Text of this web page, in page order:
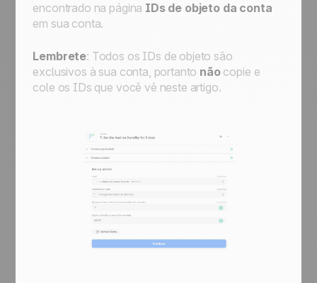
encontrado na página IDs de objeto da conta
em sua conta.
Lembrete: Todos os IDs de objeto são
exclusivos à sua conta, portanto nãocopie e
cole os IDs que você vê neste artigo.